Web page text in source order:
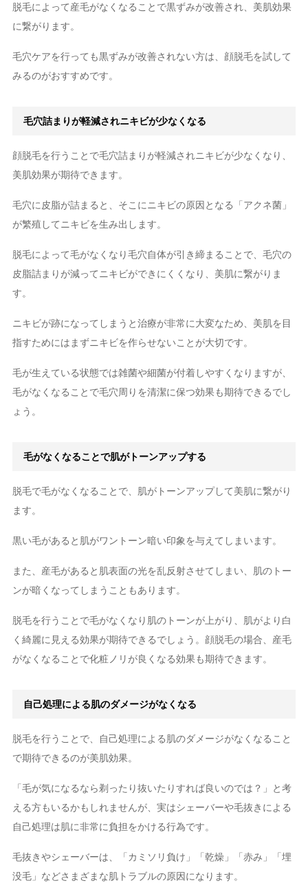
脱毛によって産毛がなくなることで黒ずみが改善され、美肌効果
に繋がります。
毛穴ケアを行っても黒ずみが改善されない方は、顔脱毛を試して
みるのがおすすめです。
毛穴詰まりが軽減されニキビが少なくなる
顔脱毛を行うことで毛穴詰まりが軽減されニキビが少なくなり、
美肌効果が期待できます。
毛穴に皮脂が詰まると、そこにニキビの原因となる「アクネ菌」
が繁殖してニキビを生み出します。
脱毛によって毛がなくなり毛穴自体が引き締まることで、毛穴の
皮脂詰まりが減ってニキビができにくくなり、美肌に繋がりま
す。
ニキビが跡になってしまうと治療が非常に大変なため、美肌を目
指すためにはまずニキビを作らせないことが大切です。
毛が生えている状態では雑菌や細菌が付着しやすくなりますが、
毛がなくなることで毛穴周りを清潔に保つ効果も期待できるでし
ょう。
毛がなくなることで肌がトーンアップする
脱毛で毛がなくなることで、肌がトーンアップして美肌に繋がり
ます。
黒い毛があると肌がワントーン暗い印象を与えてしまいます。
また、産毛があると肌表面の光を乱反射させてしまい、肌のトー
ンが暗くなってしまうこともあります。
脱毛を行うことで毛がなくなり肌のトーンが上がり、肌がより白
く綺麗に見える効果が期待できるでしょう。顔脱毛の場合、産毛
がなくなることで化粧ノリが良くなる効果も期待できます。
自己処理による肌のダメージがなくなる
脱毛を行うことで、自己処理による肌のダメージがなくなること
で期待できるのが美肌効果。
「毛が気になるなら剃ったり抜いたりすれば良いのでは？」と考
える方もいるかもしれませんが、実はシェーバーや毛抜きによる
自己処理は肌に非常に負担をかける行為です。
毛抜きやシェーバーは、「カミソリ負け」「乾燥」「赤み」「埋
没毛」などさまざまな肌トラブルの原因になります。